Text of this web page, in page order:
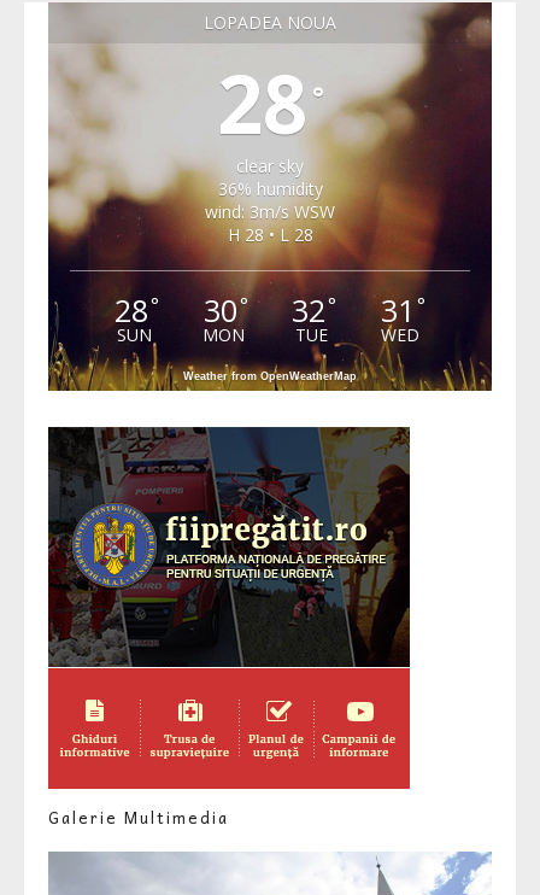
LOPADEA NOUA
28°
clear sky
36% humidity
wind: 3m/s WSW
H 28 • L 28
28°
SUN
30°
MON
32°
TUE
31°
WED
Weather from OpenWeatherMap
Galerie Multimedia